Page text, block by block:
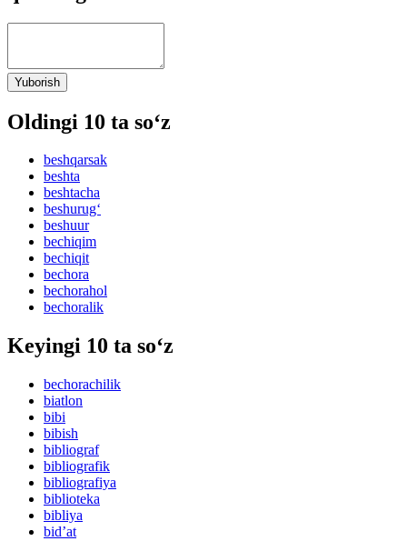
Yuborish
Oldingi 10 ta so‘z
beshqarsak
beshta
beshtacha
beshurug‘
beshuur
bechiqim
bechiqit
bechora
bechorahol
bechoralik
Keyingi 10 ta so‘z
bechorachilik
biatlon
bibi
bibish
bibliograf
bibliografik
bibliografiya
biblioteka
bibliya
bidʼat